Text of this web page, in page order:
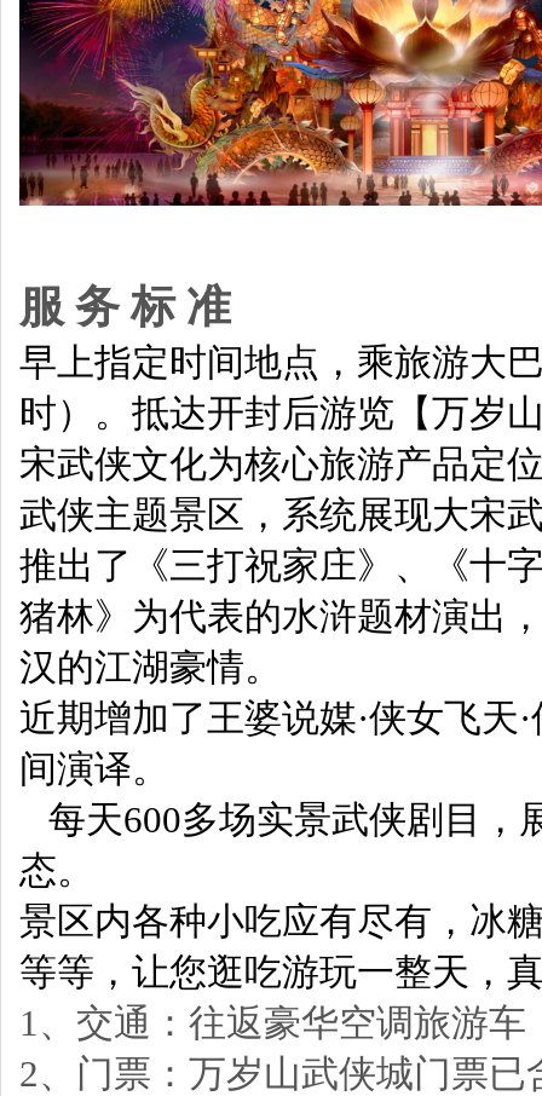
服 务 标 准
早上指定时间地点，乘旅游大
时）。抵达开封后游览【万岁
宋武侠文化为核心旅游产品定
武侠主题景区，系统展现大宋
推出了《三打祝家庄》、《十
猪林》为代表的水浒题材演出
汉的江湖豪情。
近期增加了王婆说媒·侠女飞天
间演译。
每天600多场实景武侠剧目，
态。
景区内各种小吃应有尽有，冰
等等，让您逛吃游玩一整天，
1、交通：往返豪华空调旅游车
2、门票：万岁山武侠城门票已